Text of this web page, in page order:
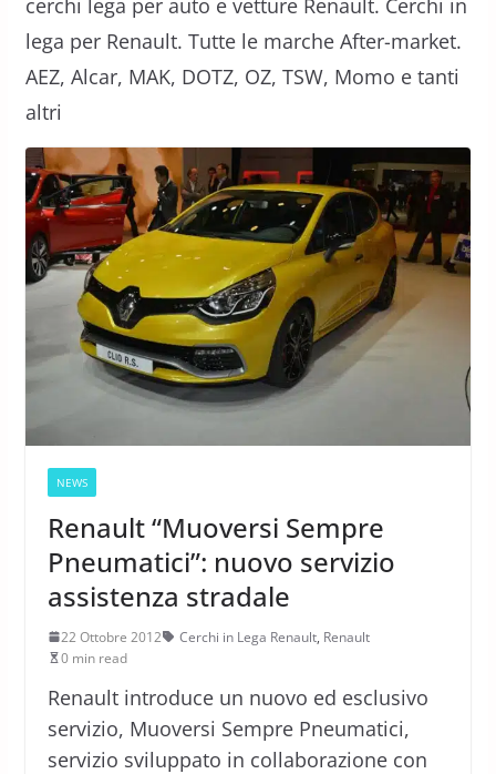
cerchi lega per auto e vetture Renault. Cerchi in
lega per Renault. Tutte le marche After-market.
AEZ, Alcar, MAK, DOTZ, OZ, TSW, Momo e tanti
altri
NEWS
Renault “Muoversi Sempre
Pneumatici”: nuovo servizio
assistenza stradale
22 Ottobre 2012 Cerchi in Lega Renault, Renault
0 min read
Renault introduce un nuovo ed esclusivo
servizio, Muoversi Sempre Pneumatici,
servizio sviluppato in collaborazione con